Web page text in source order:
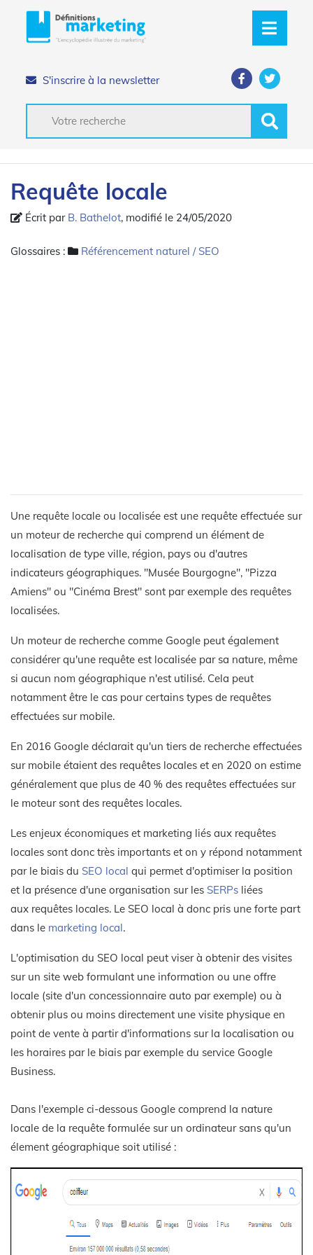
S'inscrire à la newsletter
Requête locale
Écrit par B. Bathelot, modifié le 24/05/2020
Glossaires : Référencement naturel / SEO
Une requête locale ou localisée est une requête effectuée sur
un moteur de recherche qui comprend un élément de
localisation de type ville, région, pays ou d'autres
indicateurs géographiques. "Musée Bourgogne", "Pizza
Amiens" ou "Cinéma Brest" sont par exemple des requêtes
localisées.
Un moteur de recherche comme Google peut également
considérer qu'une requête est localisée par sa nature, même
si aucun nom géographique n'est utilisé. Cela peut
notamment être le cas pour certains types de requêtes
effectuées sur mobile.
En 2016 Google déclarait qu'un tiers de recherche effectuées
sur mobile étaient des requêtes locales et en 2020 on estime
généralement que plus de 40 % des requêtes effectuées sur
le moteur sont des requêtes locales.
Les enjeux économiques et marketing liés aux requêtes
locales sont donc très importants et on y répond notamment
par le biais du SEO local qui permet d'optimiser la position
et la présence d'une organisation sur les SERPs liées
aux requêtes locales. Le SEO local à donc pris une forte part
dans le marketing local.
L'optimisation du SEO local peut viser à obtenir des visites
sur un site web formulant une information ou une offre
locale (site d'un concessionnaire auto par exemple) ou à
obtenir plus ou moins directement une visite physique en
point de vente à partir d'informations sur la localisation ou
les horaires par le biais par exemple du service Google
Business.
Dans l'exemple ci-dessous Google comprend la nature
locale de la requête formulée sur un ordinateur sans qu'un
élement géographique soit utilisé :